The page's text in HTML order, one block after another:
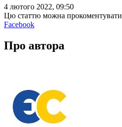
4 лютого 2022, 09:50
Цю статтю можна прокоментувати
Facebook
Про автора